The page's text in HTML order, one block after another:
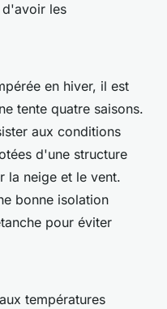
les
en hiver, il est
tente quatre saisons.
aux conditions
d'une structure
la neige et le vent.
bonne isolation
pour éviter
températures